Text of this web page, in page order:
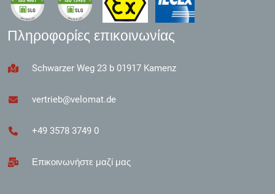
Πληροφορίες επικοινωνίας
Schwarzer Weg 23 b 01917 Kamenz
vertrieb@velomat.de
+49 3578 3749 0
Επικοινωνήστε μαζί μας